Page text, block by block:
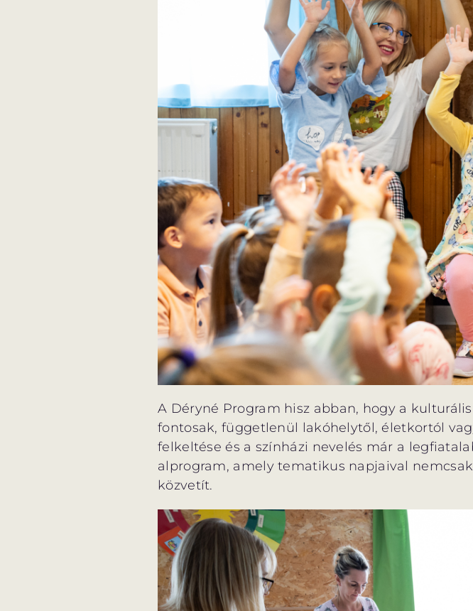
A Déryné Program hisz abban, hogy a
fontosak, függetlenül lakóhelytől, életkortól
felkeltése és a színházi nevelés már a
alprogram, amely tematikus napjaival
közvetít.